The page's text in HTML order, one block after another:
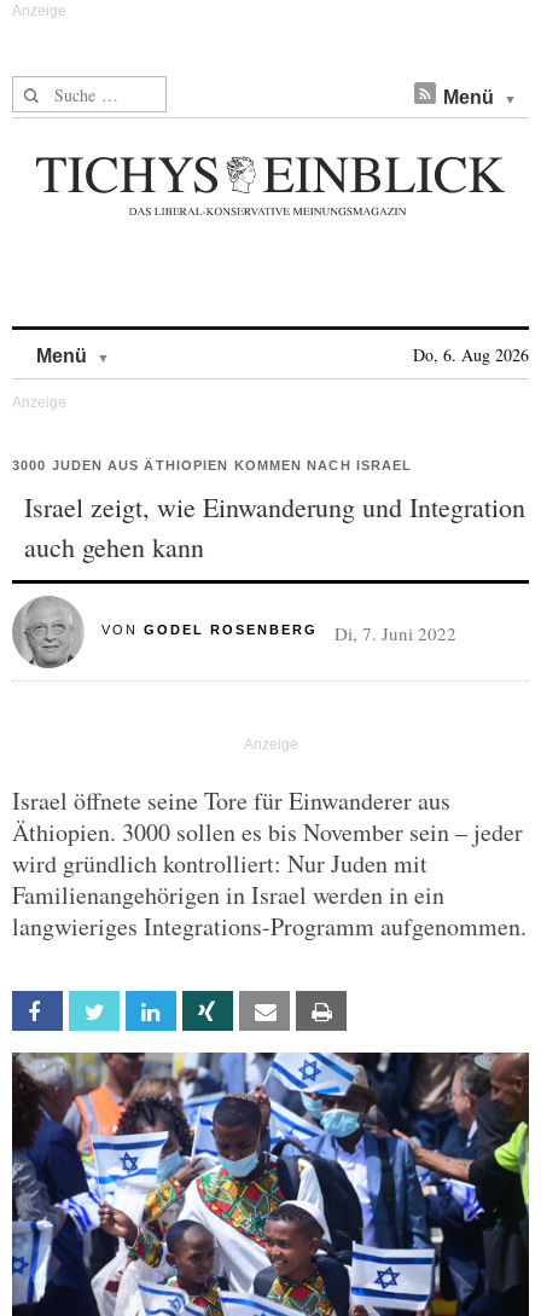
Suche nach: Menü
Menü Do, 6. Aug 2026
3000 JUDEN AUS ÄTHIOPIEN KOMMEN NACH ISRAEL
Israel zeigt, wie Einwanderung und Integration
auch gehen kann
VON GODEL ROSENBERG Di, 7. Juni 2022
Israel öffnete seine Tore für Einwanderer aus
Äthiopien. 3000 sollen es bis November sein – jeder
wird gründlich kontrolliert: Nur Juden mit
Familienangehörigen in Israel werden in ein
langwieriges Integrations-Programm aufgenommen.
Facebook Twitter Linkedin Xing Email